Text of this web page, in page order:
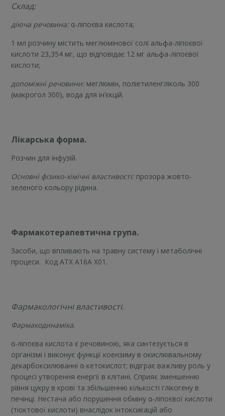
Склад:
діюча речовина: α-ліпоєва кислота;
1 мл розчину містить меглюмінової солі альфа-ліпоєвої
кислоти 23,354 мг, що відповідає 12 мг альфа-ліпоєвої
кислоти;
допоміжні речовини: меглюмін, поліетиленгліколь 300
(макрогол 300), вода для ін’єкцій.
Лікарська форма.
Розчин для інфузій.
Основні фізико-хімічні властивості: прозора жовто-
зеленого кольору рідина.
Фармакотерапевтична група.
Засоби, що впливають на травну систему і метаболічні
процеси. Код АТХ А16А Х01.
Фармакологічні властивості.
Фармакодинаміка.
α-ліпоєва кислота є речовиною, яка синтезується в
організмі і виконує функції коензиму в окислювальному
декарбоксилюванні α-кетокислот; відіграє важливу роль у
процесі утворення енергії в клітині. Сприяє зменшенню
рівня цукру в крові та збільшенню кількості глікогену в
печінці. Нестача або порушення обміну α-ліпоєвої кислоти
(тіоктової кислоти) внаслідок інтоксикацій або